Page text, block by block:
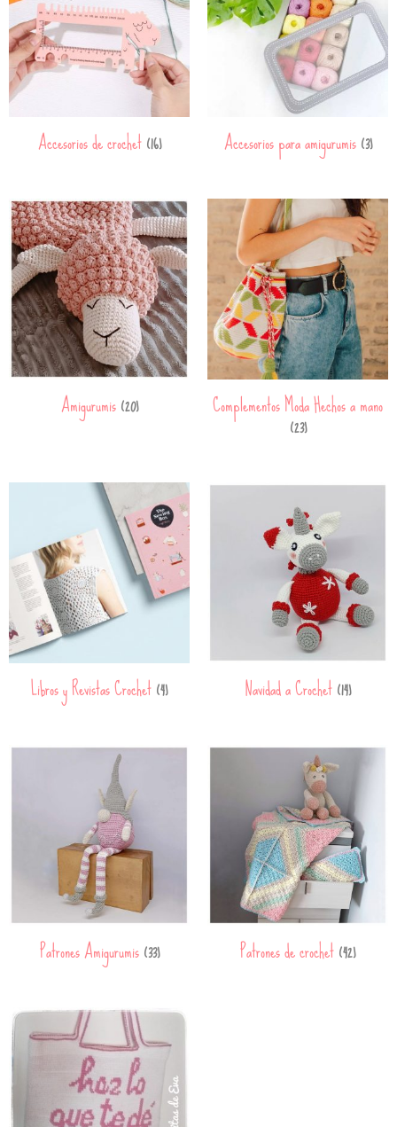
Accesorios de crochet(16) Accesorios para amigurumis(3)
Amigurumis(20) Complementos Moda Hechos a mano
(23)
Libros y Revistas Crochet(4) Navidad a Crochet(14)
Patrones Amigurumis(33) Patrones de crochet(42)